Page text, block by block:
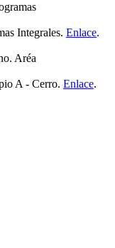
Integrales. Enlace.
Aréa
A - Cerro. Enlace.